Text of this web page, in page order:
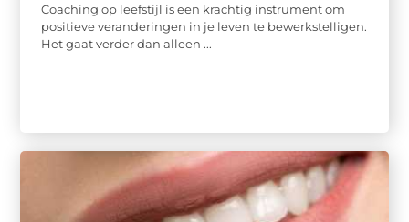
Coaching op leefstijl is een krachtig instrument om
positieve veranderingen in je leven te bewerkstelligen.
Het gaat verder dan alleen ...